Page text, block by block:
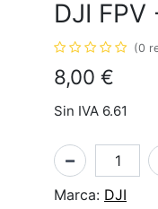
DJI
(0
8,00 €
Sin IVA 6.61
Marca: DJI